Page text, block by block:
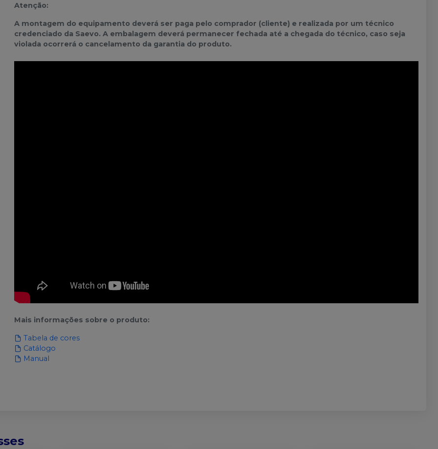
Atenção:
A montagem do equipamento deverá ser paga pelo comprador (cliente) e realizada por um técnico
credenciado da Saevo. A embalagem deverá permanecer fechada até a chegada do técnico, caso seja
violada ocorrerá o cancelamento da garantia do produto.
Mais informações sobre o produto:
Tabela de cores
Catálogo
Manual